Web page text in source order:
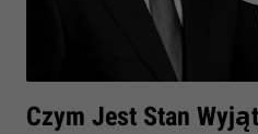
​Czym Jest Stan